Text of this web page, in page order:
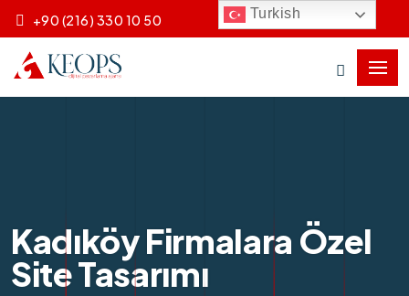
+90 (216) 330 10 50
Kadıköy Firmalara Özel
Site Tasarımı
Turkish